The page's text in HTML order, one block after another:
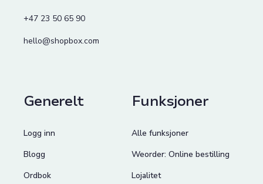
+47 23 50 65 90
hello@shopbox.com
Generelt
Logg inn
Blogg
Ordbok
Funksjoner
Alle funksjoner
Weorder: Online bestilling
Lojalitet